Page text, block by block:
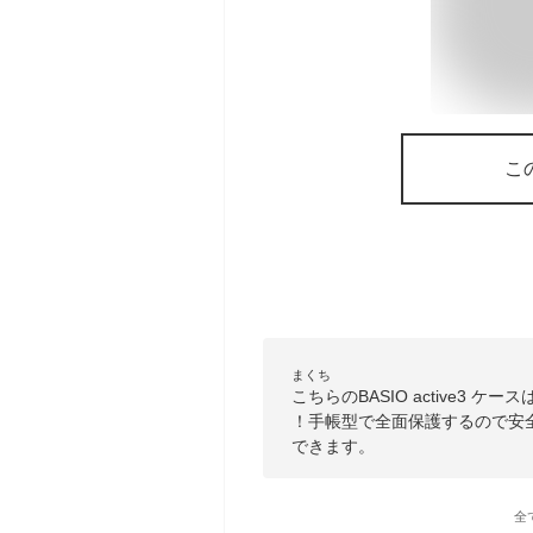
こ
まくち
こちらのBASIO active3 ケース
！手帳型で全面保護するので
できます。
全